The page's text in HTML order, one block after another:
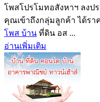
โพสโปรโมทอสังหาฯ ลงป
คุณเข้าถึงกลุ่มลูกค้า ได้รา
โพส บ้าน ที่ดิน อส ...
อ่านเพิ่มเติม